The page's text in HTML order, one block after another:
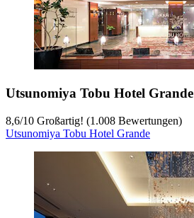
Utsunomiya Tobu Hotel Grande
8,6/10 Großartig! (1.008 Bewertungen)
Utsunomiya Tobu Hotel Grande